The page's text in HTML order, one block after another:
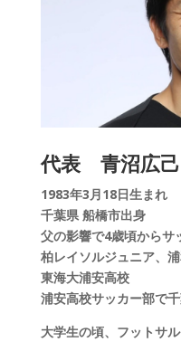
代表 青沼広己
1983年3月18日生まれ
千葉県 船橋市出身
父の影響で4歳頃からサ
柏レイソルジュニア、
東海大浦安高校
浦安高校サッカー部で
大学生の頃、フットサ